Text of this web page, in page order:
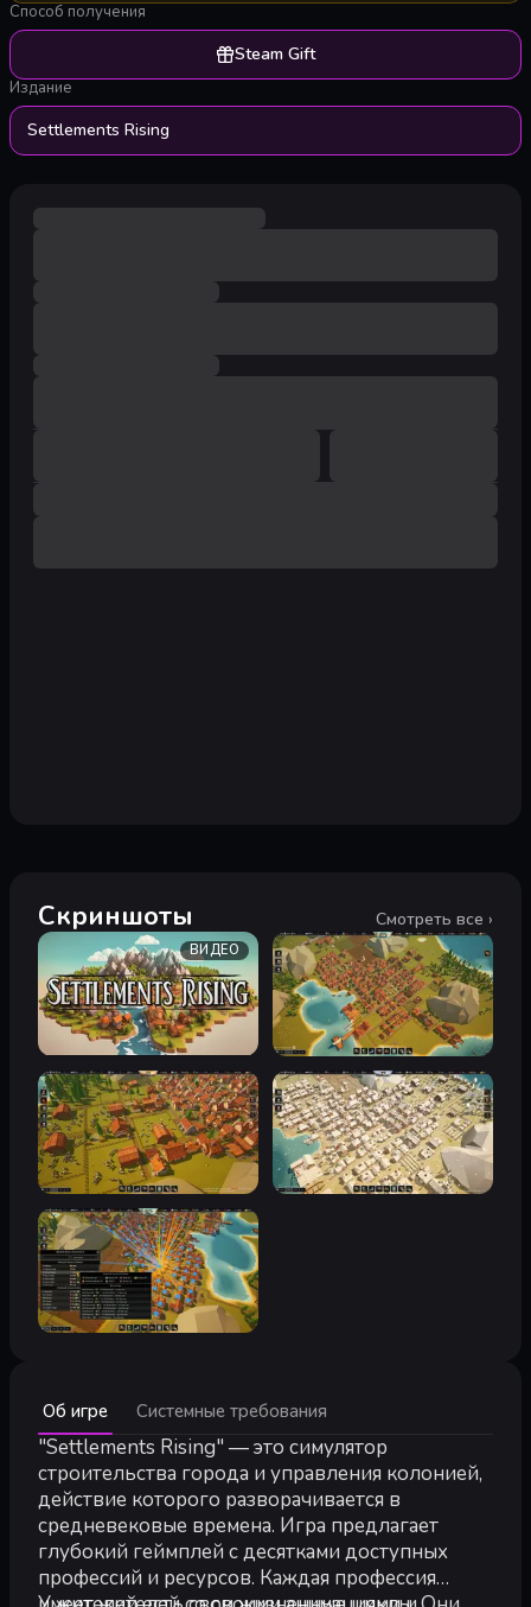
Способ получения
Steam Gift
Издание
Settlements Rising
Скриншоты Смотреть все ›
ВИДЕО
Об игре Системные требования
"Settlements Rising" — это симулятор
строительства города и управления колонией,
действие которого разворачивается в
средневековые времена. Игра предлагает
глубокий геймплей с десятками доступных
профессий и ресурсов. Каждая профессия
Минимальные:
Минимальные:
64-разрядные процессор и операционная система
ОС:Windows 10
Процессор: AMD Ryzen 3 2.4 GHz or Intel equivalent
Оперативная память:4 GB ОЗУ
Видеокарта: Nvidia GT 730 2GB | AMD Radeon 550 2GB
DirectX:версии 11
Место на диске: 1 GB